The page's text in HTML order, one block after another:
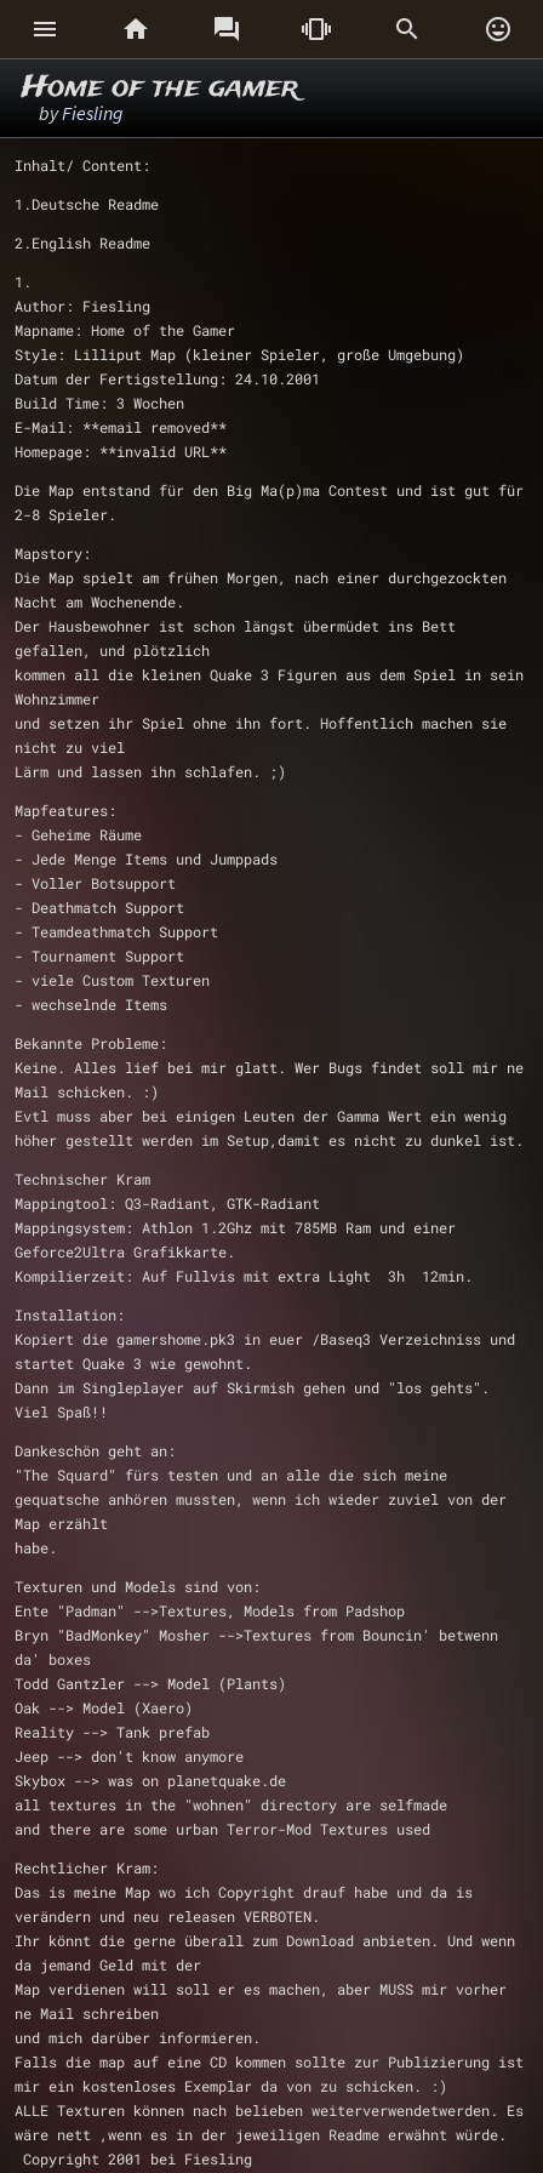
     
Home of the gamer
byFiesling
Inhalt/ Content:
1.Deutsche Readme
2.English Readme
1.
Author: Fiesling
Mapname: Home of the Gamer
Style: Lilliput Map (kleiner Spieler, große Umgebung)
Datum der Fertigstellung: 24.10.2001
Build Time: 3 Wochen
E-Mail: **email removed**
Homepage: **invalid URL**
Die Map entstand für den Big Ma(p)ma Contest und ist gut für
2-8 Spieler.
Mapstory:
Die Map spielt am frühen Morgen, nach einer durchgezockten
Nacht am Wochenende.
Der Hausbewohner ist schon längst übermüdet ins Bett
gefallen, und plötzlich
kommen all die kleinen Quake 3 Figuren aus dem Spiel in sein
Wohnzimmer
und setzen ihr Spiel ohne ihn fort. Hoffentlich machen sie
nicht zu viel
Lärm und lassen ihn schlafen. ;)
Mapfeatures:
- Geheime Räume
- Jede Menge Items und Jumppads
- Voller Botsupport
- Deathmatch Support
- Teamdeathmatch Support
- Tournament Support
- viele Custom Texturen
- wechselnde Items
Bekannte Probleme:
Keine. Alles lief bei mir glatt. Wer Bugs findet soll mir ne
Mail schicken. :)
Evtl muss aber bei einigen Leuten der Gamma Wert ein wenig
höher gestellt werden im Setup,damit es nicht zu dunkel ist.
Technischer Kram
Mappingtool: Q3-Radiant, GTK-Radiant
Mappingsystem: Athlon 1.2Ghz mit 785MB Ram und einer
Geforce2Ultra Grafikkarte.
Kompilierzeit: Auf Fullvis mit extra Light  3h  12min.
Installation:
Kopiert die gamershome.pk3 in euer /Baseq3 Verzeichniss und
startet Quake 3 wie gewohnt.
Dann im Singleplayer auf Skirmish gehen und "los gehts".
Viel Spaß!!
Dankeschön geht an:
"The Squard" fürs testen und an alle die sich meine
gequatsche anhören mussten, wenn ich wieder zuviel von der
Map erzählt
habe.
Texturen und Models sind von:
Ente "Padman" -->Textures, Models from Padshop
Bryn "BadMonkey" Mosher -->Textures from Bouncin' betwenn
da' boxes
Todd Gantzler --> Model (Plants)
Oak --> Model (Xaero)
Reality --> Tank prefab
Jeep --> don't know anymore
Skybox --> was on planetquake.de
all textures in the "wohnen" directory are selfmade
and there are some urban Terror-Mod Textures used
Rechtlicher Kram:
Das is meine Map wo ich Copyright drauf habe und da is
verändern und neu releasen VERBOTEN.
Ihr könnt die gerne überall zum Download anbieten. Und wenn
da jemand Geld mit der
Map verdienen will soll er es machen, aber MUSS mir vorher
ne Mail schreiben
und mich darüber informieren.
Falls die map auf eine CD kommen sollte zur Publizierung ist
mir ein kostenloses Exemplar da von zu schicken. :)
ALLE Texturen können nach belieben weiterverwendetwerden. Es
wäre nett ,wenn es in der jeweiligen Readme erwähnt würde.
Copyright 2001 bei Fiesling